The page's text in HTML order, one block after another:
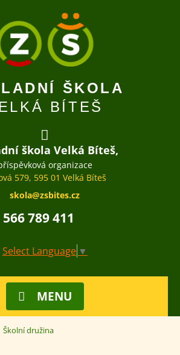
ŠKOLA
BÍTEŠ
škola Velká Bíteš,
organizace
579, 595 01 Velká Bíteš
skola@zsbites.cz
566 789 411
Select Language ▼
MENU
Školní družina